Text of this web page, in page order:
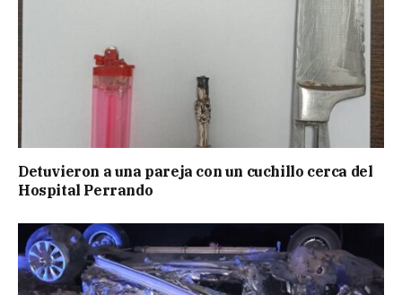
Detuvieron a una pareja con un cuchillo cerca del
Hospital Perrando